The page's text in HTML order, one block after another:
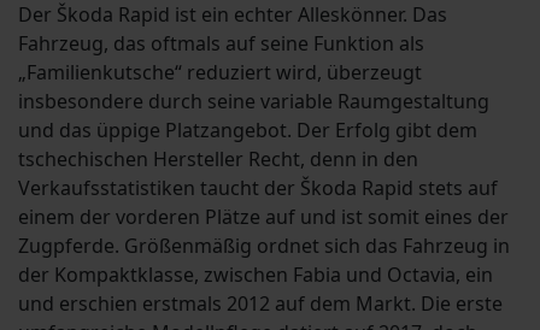
Der Škoda Rapid ist ein echter Alleskönner. Das
Fahrzeug, das oftmals auf seine Funktion als
„Familienkutsche“ reduziert wird, überzeugt
insbesondere durch seine variable Raumgestaltung
und das üppige Platzangebot. Der Erfolg gibt dem
tschechischen Hersteller Recht, denn in den
Verkaufsstatistiken taucht der Škoda Rapid stets auf
einem der vorderen Plätze auf und ist somit eines der
Zugpferde. Größenmäßig ordnet sich das Fahrzeug in
der Kompaktklasse, zwischen Fabia und Octavia, ein
und erschien erstmals 2012 auf dem Markt. Die erste